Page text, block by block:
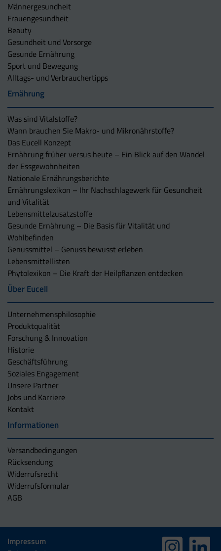
Männergesundheit
Frauengesundheit
Beauty
Gesundheit und Vorsorge
Gesunde Ernährung
Sport und Bewegung
Alltags- und Verbrauchertipps
Ernährung
Was sind Vitalstoffe?
Wann brauchen Sie Makro- und Mikronährstoffe?
Das Eucell Konzept
Ernährung früher versus heute – Ein Blick auf den Wandel
der Essgewohnheiten
Nationale Ernährungsberichte
Ernährungslexikon – Ihr Nachschlagewerk für Gesundheit
und Vitalität
Lebensmittelzusatzstoffe
Gesunde Ernährung – Die Basis für Vitalität und
Wohlbefinden
Genussmittel – Genuss bewusst erleben
Lebensmittellisten
Phytolexikon – Die Kraft der Heilpflanzen entdecken
Über Eucell
Unternehmens­philosophie
Produktqualität
Forschung & Innovation
Historie
Geschäftsführung
Soziales Engagement
Unsere Partner
Jobs und Karriere
Kontakt
Informationen
Versandbedingungen
Rücksendung
Widerrufsrecht
Widerrufsformular
AGB
Impressum